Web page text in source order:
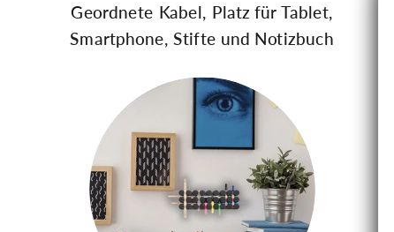
Geordnete Kabel, Platz für Tablet,
Smartphone, Stifte und Notizbuch